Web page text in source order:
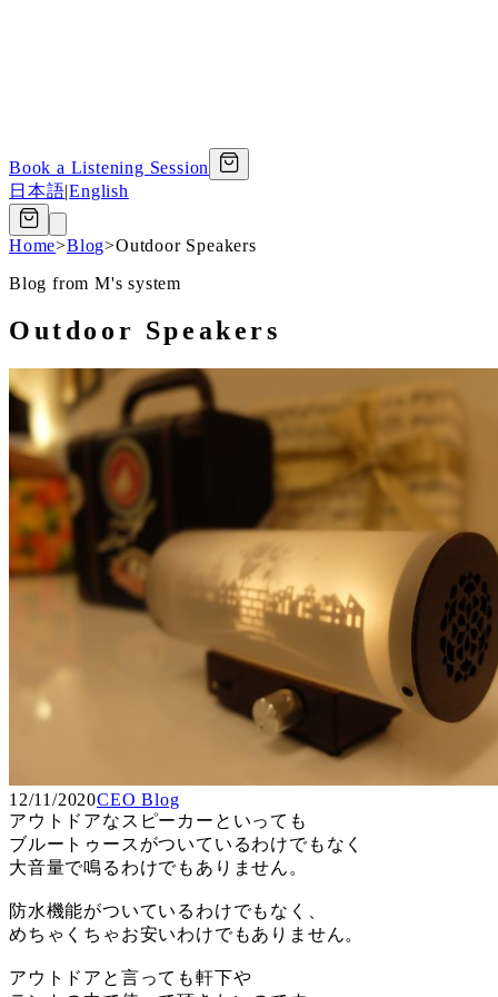
Book a Listening Session
日本語|English
Home>Blog>Outdoor Speakers
Blog from M's system
Outdoor Speakers
12/11/2020CEO Blog
アウトドアなスピーカーといっても
ブルートゥースがついているわけでもなく
大音量で鳴るわけでもありません。
防水機能がついているわけでもなく、
めちゃくちゃお安いわけでもありません。
アウトドアと言っても軒下や